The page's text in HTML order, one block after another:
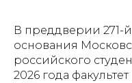
В преддверии 271-
основания
российского
2026 года